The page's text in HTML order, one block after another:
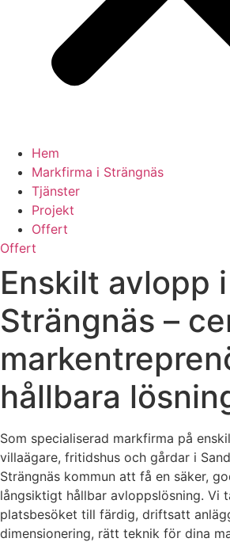
Hem
Markfirma i Strängnäs
Tjänster
Projekt
Offert
Offert
Enskilt avlopp
Strängnäs –
hållbara
Som specialiserad markfirma på
villaägare, fritidshus och gårdar i
Strängnäs kommun att få en säker,
långsiktigt hållbar avloppslösning. Vi
platsbesöket till färdig, driftsatt
dimensionering, rätt teknik för dina